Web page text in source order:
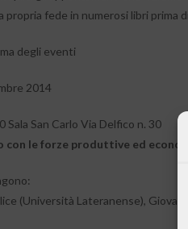
propria fede in numerosi libri prima
degli eventi
2014
Sala San Carlo Via Delfico n. 30
con le forze produttive ed
(Università Lateranense),